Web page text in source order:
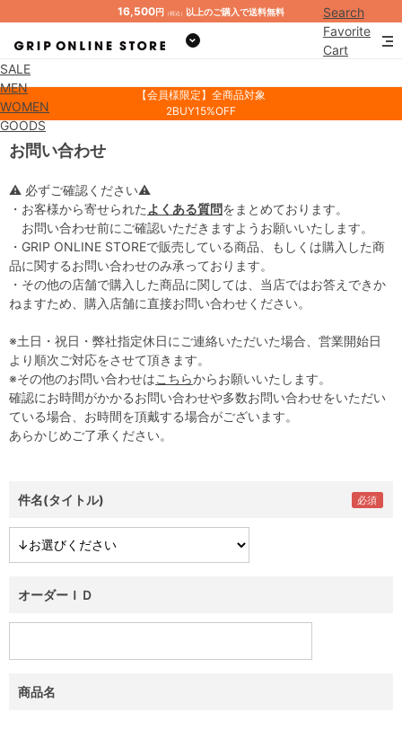
16,500円 （税込） 以上のご購入で送料無料
Search
Favorite
Cart
SALE
MEN
WOMEN
GOODS
【会員様限定】全商品対象
2BUY15%OFF
お問い合わせ
⚠ 必ずご確認ください⚠
・お客様から寄せられた よくある質問をまとめております。
お問い合わせ前にご確認いただきますようお願いいたします。
・GRIP ONLINE STOREで販売している商品、もしくは購入した商
品に関するお問い合わせのみ承っております。
・その他の店舗で購入した商品に関しては、当店ではお答えできか
ねますため、購入店舗に直接お問い合わせください。
※土日・祝日・弊社指定休日にご連絡いただいた場合、営業開始日
より順次ご対応をさせて頂きます。
※その他のお問い合わせはこちらからお願いいたします。
確認にお時間がかかるお問い合わせや多数お問い合わせをいただい
ている場合、お時間を頂戴する場合がございます。
あらかじめご了承ください。
件名(タイトル)
オーダーＩＤ
商品名